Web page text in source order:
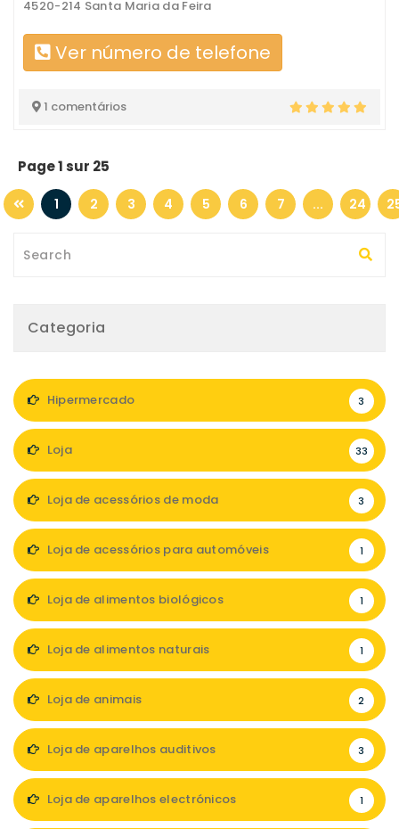
4520-214 Santa Maria da Feira
Ver número de telefone
1 comentários
Page 1 sur 25
1 2 3 4 5 6 7 ... 24
Categoria
Hipermercado 3
Loja 33
Loja de acessórios de moda 3
Loja de acessórios para automóveis 1
Loja de alimentos biológicos 1
Loja de alimentos naturais 1
Loja de animais 2
Loja de aparelhos auditivos 3
Loja de aparelhos electrónicos 1